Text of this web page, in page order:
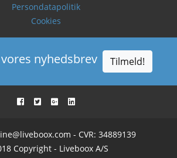
Persondatapolitik
Cookies
nyhedsbrev Tilmeld!
- CVR: 34889139
Copyright - Liveboox A/S